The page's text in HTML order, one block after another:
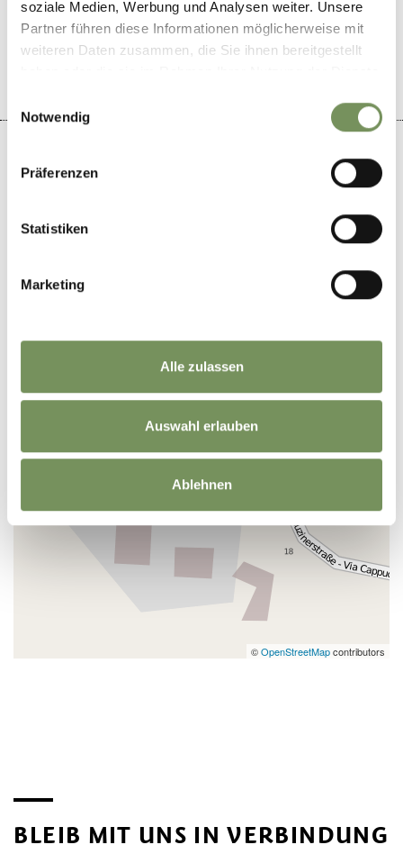
soziale Medien, Werbung und Analysen weiter. Unsere
Partner führen diese Informationen möglicherweise mit
weiteren Daten zusammen, die Sie ihnen bereitgestellt
Notwendig
Präferenzen
Statistiken
Marketing
Alle zulassen
Auswahl erlauben
Ablehnen
JA NEIN
−
©OpenStreetMapcontributors
BLEIB MIT UNS IN VERBINDUNG